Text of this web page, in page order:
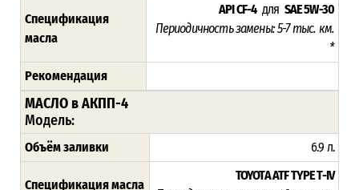
Спецификация
масла
API CF-4для SAE 5W-30
Периодичность замены: 5-7 тыс. км.
*
Рекомендация
МАСЛО в АКПП-4
Модель:
Объём заливки 6.9 л.
Спецификация масла
TOYOTA ATF TYPE T-IV